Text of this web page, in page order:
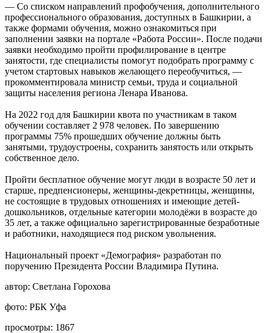
— Со списком направлений профобучения, дополнительного
профессионального образования, доступных в Башкирии, а
также формами обучения, можно ознакомиться при
заполнении заявки на портале «Работа России». После подачи
заявки необходимо пройти профилирование в центре
занятости, где специалисты помогут подобрать программу с
учетом стартовых навыков желающего переобучиться, —
прокомментировала министр семьи, труда и социальной
защиты населения региона Ленара Иванова.
На 2022 год для Башкирии квота по участникам в таком
обучении составляет 2 978 человек. По завершению
программы 75% прошедших обучение должны быть
занятыми, трудоустроены, сохранить занятость или открыть
собственное дело.
Пройти бесплатное обучение могут люди в возрасте 50 лет и
старше, предпенсионеры, женщины-декретницы, женщины,
не состоящие в трудовых отношениях и имеющие детей-
дошкольников, отдельные категории молодёжи в возрасте до
35 лет, а также официально зарегистрированные безработные
и работники, находящиеся под риском увольнения.
Национальный проект «Демография» разработан по
поручению Президента России Владимира Путина.
автор: Светлана Горохова
фото: РБК Уфа
просмотры: 1867